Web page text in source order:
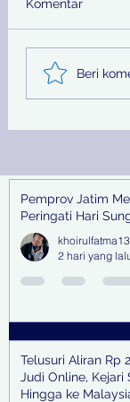
Telusuri
Miliar
Online,
Komentar
Beri
Pemprov Jatim
Peringati Hari
khoirulfatma13
2 hari yang
Telusuri Aliran Rp
Judi Online, Kejari
Hingga ke